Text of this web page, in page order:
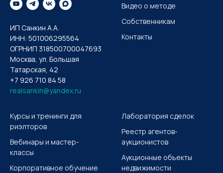
ИП Санкин А.А.
ИНН: 501006295564
ОГРНИП 318500700047693
Москва, ул. Большая
Татарская, 42
+7 926 710 84 58
realsankin@yandex.ru
Видео о методе
Собственникам
Контакты
Курсы и тренинги для
риэлторов
Вебинары и мастер-
классы
Корпоративное обучение
Лаборатория сделок
Реестр агентов-
аукционистов
Аукционные объекты
недвижимости